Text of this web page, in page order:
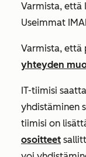
Varmista, että
Useimmat
Varmista, että
yhteyden
IT-tiimisi
yhdistäminen
tiimisi on
osoitteet